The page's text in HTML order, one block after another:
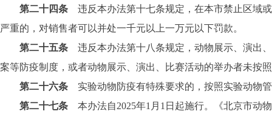
第二十四条 违反本办法第十七条规定，在本市禁止区域
严重的，对销售者可以并处一千元以上一万元以下罚款。
第二十五条 违反本办法第十八条规定，动物展示、演出
案等防疫制度，或者动物展示、演出、比赛活动的举办者未按
第二十六条 实验动物防疫有特殊要求的，按照实验动物
第二十七条 本办法自2025年1月1日起施行。《北京市动